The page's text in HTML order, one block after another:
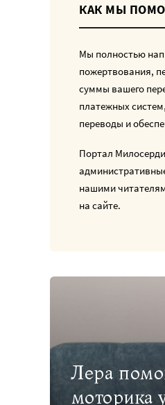
КАК МЫ
Мы полностью
пожертвования,
суммы вашего
платежных
переводы и
Портал
нашими
на сайте.
Лера
моторика